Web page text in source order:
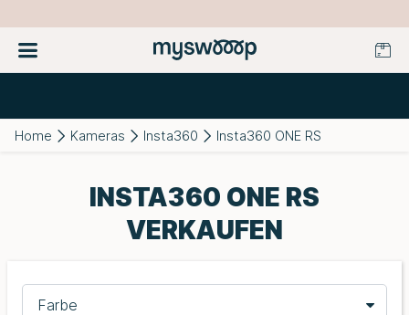
Home Kameras Insta360 Insta360 ONE RS
INSTA360 ONE RS
VERKAUFEN
Farbe